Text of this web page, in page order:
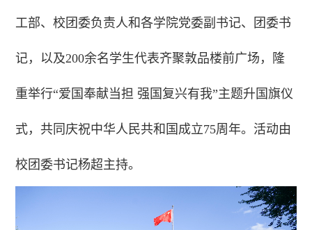
工部、校团委负责人和各学院党委副书记、团委书
记，以及200余名学生代表齐聚敦品楼前广场，隆
重举行“爱国奉献当担 强国复兴有我”主题升国旗仪
式，共同庆祝中华人民共和国成立75周年。活动由
校团委书记杨超主持。